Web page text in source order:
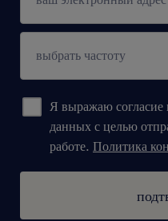
Я выражаю согласие
данных с целью
работе. Политика